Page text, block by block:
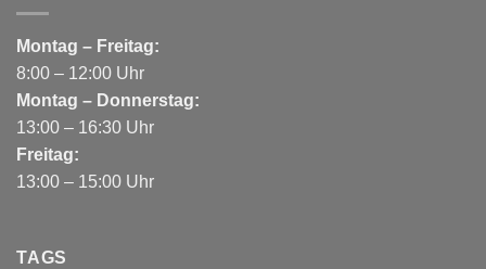
Montag – Freitag:
8:00 – 12:00 Uhr
Montag – Donnerstag:
13:00 – 16:30 Uhr
Freitag:
13:00 – 15:00 Uhr
TAGS